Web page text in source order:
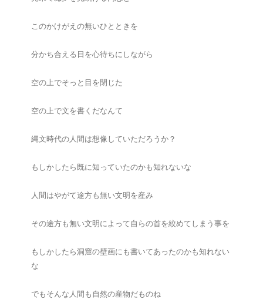
このかけがえの無いひとときを
分かち合える日を心待ちにしながら
空の上でそっと目を閉じた
空の上で文を書くだなんて
縄文時代の人間は想像していただろうか？
もしかしたら既に知っていたのかも知れないな
人間はやがて途方も無い文明を産み
その途方も無い文明によって自らの首を絞めてしまう事を
もしかしたら洞窟の壁画にも書いてあったのかも知れない
な
でもそんな人間も自然の産物だものね